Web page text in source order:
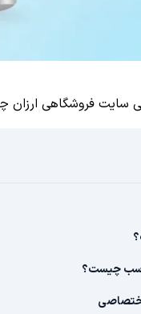
فروشگاهی ارزان
چیست؟